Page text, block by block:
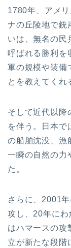
1780年、アメ
ナの丘陵地で銃
いは、無名の民
呼ばれる勝利を
軍の規模や装備
とを教えてくれ
そして近代以降
を伴う。日本で
の船舶沈没、漁
一瞬の自然の力
た。
さらに、2001
攻し、20年にわ
はハマースの攻
立が新たな段階